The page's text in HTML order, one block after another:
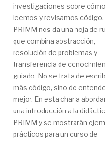
investigaciones sobre cómo
leemos y revisamos código,
PRIMM nos da una hoja de
que combina abstracción,
resolución de problemas y
transferencia de
guiado. No se trata de
más código, sino de
mejor. En esta charla
una introducción a la
PRIMM y se mostrarán
prácticos para un curso de